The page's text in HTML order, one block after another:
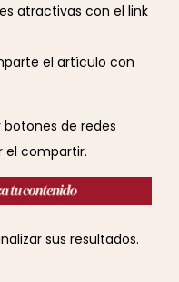
atractivas con el link
el artículo con
botones de redes
el compartir.
sus resultados.